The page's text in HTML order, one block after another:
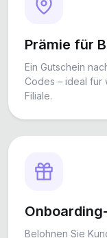
Prämie für
Ein Gutschein
Codes – ideal für
Filiale.
Belohnen Sie